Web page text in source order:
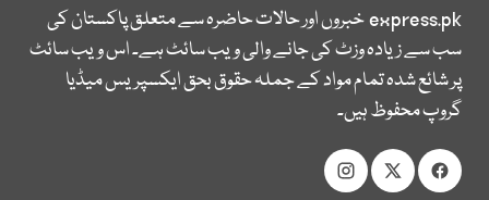
express.pkخبروں اور حالات حاضرہ سے متعلق پاکستان کی
سب سے زیادہ وزٹ کی جانے والی ویب سائٹ ہے۔ اس ویب سائٹ
پر شائع شدہ تمام مواد کے جملہ حقوق بحق ایکسپریس میڈیا
گروپ محفوظ ہیں۔